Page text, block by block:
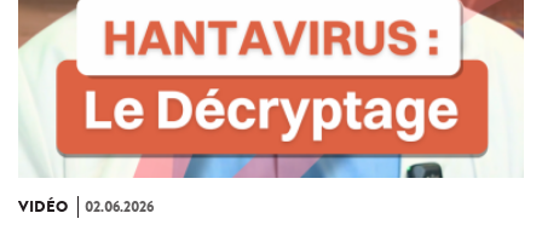
VIDÉO 02.06.2026